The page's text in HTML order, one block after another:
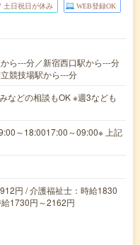
土日祝日が休み WEB登録OK
ら---分／新宿西口駅から---分
競技場駅から---分
などの相談もOK ※週3なども
～18:0017:00～09:00※ 上記
円 / 介護福祉士：時給1830
1730円～2162円